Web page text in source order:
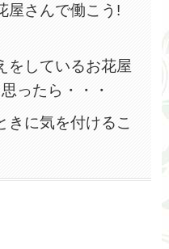
屋さんで働こう!
をしているお花屋
ったら・・・
きに気を付けるこ